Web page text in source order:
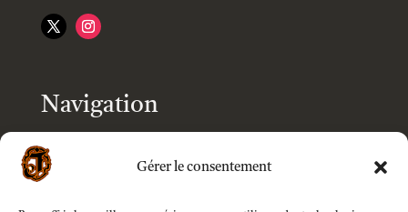
Gérer le consentement
Navigation
Accueil